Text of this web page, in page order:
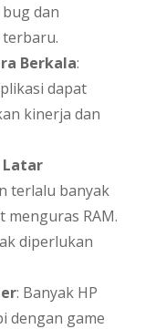
dan
Berkala:
dapat
kinerja dan
terlalu banyak
menguras RAM.
diperlukan
: Banyak HP
dengan game